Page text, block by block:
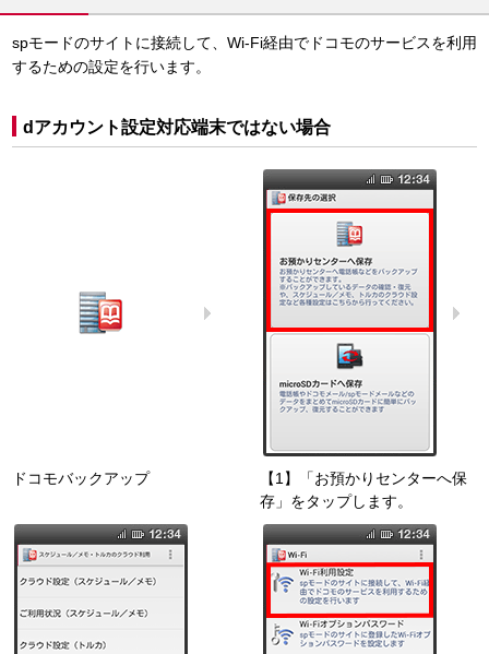
spモードのサイトに接続して、Wi-Fi経由でドコモのサービスを利用
するための設定を行います。
dアカウント設定対応端末ではない場合
ドコモバックアップ
【1】「お預かりセンターへ保
存」をタップします。